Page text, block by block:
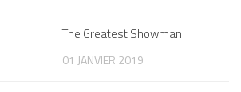
The Greatest Showman
01 JANVIER 2019